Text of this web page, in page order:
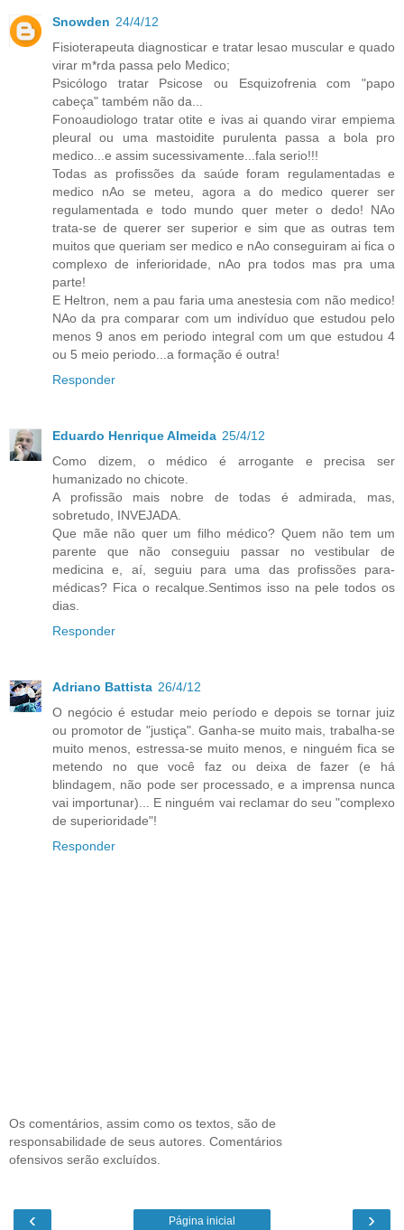
Snowden 24/4/12
Fisioterapeuta diagnosticar e tratar lesao muscular e quado
virar m*rda passa pelo Medico;
Psicólogo tratar Psicose ou Esquizofrenia com "papo
cabeça" também não da...
Fonoaudiologo tratar otite e ivas ai quando virar empiema
pleural ou uma mastoidite purulenta passa a bola pro
medico...e assim sucessivamente...fala serio!!!
Todas as profissões da saúde foram regulamentadas e
medico nAo se meteu, agora a do medico querer ser
regulamentada e todo mundo quer meter o dedo! NAo
trata-se de querer ser superior e sim que as outras tem
muitos que queriam ser medico e nAo conseguiram ai fica o
complexo de inferioridade, nAo pra todos mas pra uma
parte!
E Heltron, nem a pau faria uma anestesia com não medico!
NAo da pra comparar com um indivíduo que estudou pelo
menos 9 anos em periodo integral com um que estudou 4
ou 5 meio periodo...a formação é outra!
Responder
Eduardo Henrique Almeida 25/4/12
Como dizem, o médico é arrogante e precisa ser
humanizado no chicote.
A profissão mais nobre de todas é admirada, mas,
sobretudo, INVEJADA.
Que mãe não quer um filho médico? Quem não tem um
parente que não conseguiu passar no vestibular de
medicina e, aí, seguiu para uma das profissões para-
médicas? Fica o recalque.Sentimos isso na pele todos os
dias.
Responder
Adriano Battista 26/4/12
O negócio é estudar meio período e depois se tornar juiz
ou promotor de "justiça". Ganha-se muito mais, trabalha-se
muito menos, estressa-se muito menos, e ninguém fica se
metendo no que você faz ou deixa de fazer (e há
blindagem, não pode ser processado, e a imprensa nunca
vai importunar)... E ninguém vai reclamar do seu "complexo
de superioridade"!
Responder
Os comentários, assim como os textos, são de
responsabilidade de seus autores. Comentários
ofensivos serão excluídos.
‹ ›
Página inicial